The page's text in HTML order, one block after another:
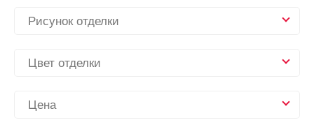
Рисунок отделки
Цвет отделки
Цена